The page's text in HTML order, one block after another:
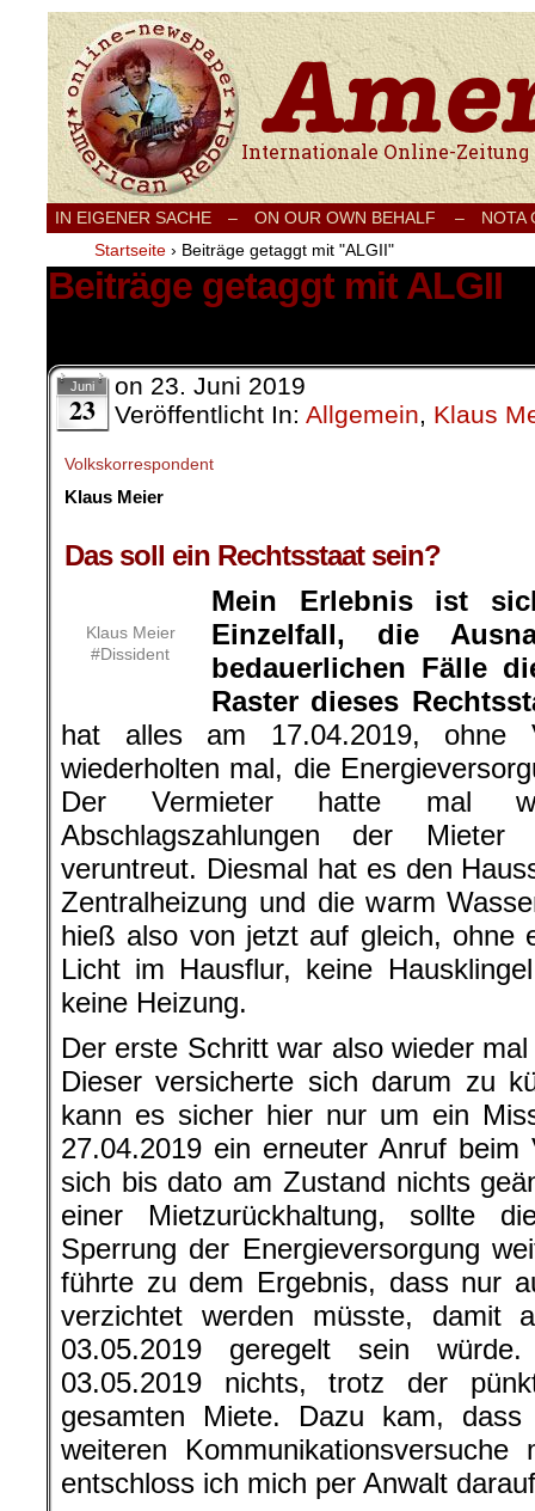
Internationale Onlinezeitung für Frieden,
IN EIGENER SACHE – ON OUR OWN BEHALF –
NOTA
Startseite › Beiträge getaggt mit "ALGII"
Beiträge getaggt mit ALGII
Juni
23
on 23. Juni 2019
Veröffentlicht In: Allgemein, Klaus
Volkskorrespondent
Klaus Meier
Das soll ein Rechtsstaat sein?
Klaus Meier
#Dissident
Mein Erlebnis ist
Einzelfall, die
bedauerlichen Fälle
Raster dieses
hat alles am 17.04.2019, ohne
wiederholten mal, die
Der Vermieter hatte mal
Abschlagszahlungen der
veruntreut. Diesmal hat es den
Zentralheizung und die warm
hieß also von jetzt auf gleich, ohne
Licht im Hausflur, keine
keine Heizung.
Der erste Schritt war also wieder
Dieser versicherte sich darum zu
kann es sicher hier nur um ein
27.04.2019 ein erneuter Anruf beim
sich bis dato am Zustand nichts
einer Mietzurückhaltung, sollte
Sperrung der Energieversorgung
führte zu dem Ergebnis, dass nur
verzichtet werden müsste, damit
03.05.2019 geregelt sein
03.05.2019 nichts, trotz der
gesamten Miete. Dazu kam,
weiteren
entschloss ich mich per Anwalt